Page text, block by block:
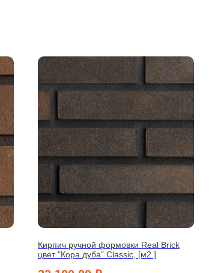
Кирпич ручной формовки Real Brick
цвет "Кора дуба" Classic, [м2.]